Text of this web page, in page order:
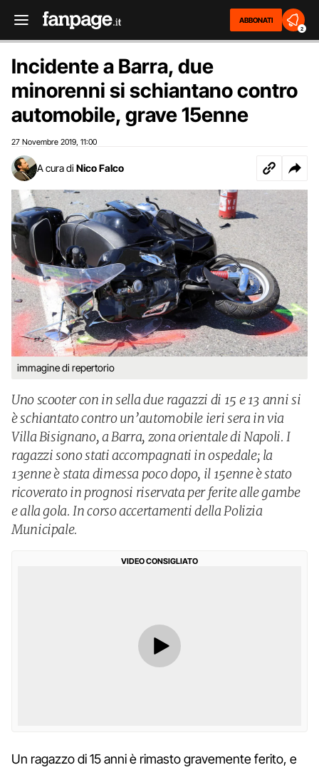
ABBONATI
2
Incidente a Barra, due
minorenni si schiantano contro
automobile, grave 15enne
27 Novembre 2019 11:00
A cura di Nico Falco
immagine di repertorio
Uno scooter con in sella due ragazzi di 15 e 13 anni si
è schiantato contro un’automobile ieri sera in via
Villa Bisignano, a Barra, zona orientale di Napoli. I
ragazzi sono stati accompagnati in ospedale; la
13enne è stata dimessa poco dopo, il 15enne è stato
ricoverato in prognosi riservata per ferite alle gambe
e alla gola. In corso accertamenti della Polizia
Municipale.
VIDEO CONSIGLIATO
Un ragazzo di 15 anni è rimasto gravemente ferito, e